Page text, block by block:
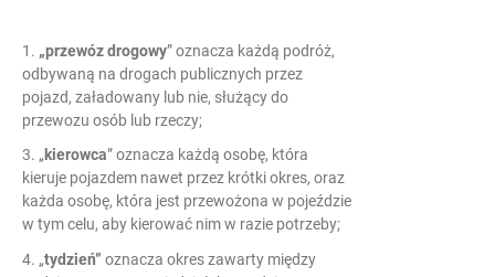
1. „przewóz drogowy” oznacza każdą podróż,
odbywaną na drogach publicznych przez
pojazd, załadowany lub nie, służący do
przewozu osób lub rzeczy;
3. „kierowca” oznacza każdą osobę, która
kieruje pojazdem nawet przez krótki okres, oraz
każda osobę, która jest przewożona w pojeździe
w tym celu, aby kierować nim w razie potrzeby;
4. „tydzień” oznacza okres zawarty między